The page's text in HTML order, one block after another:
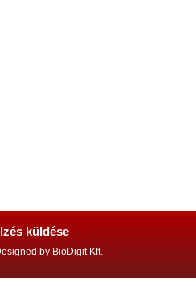
küldése
by BioDigit Kft.